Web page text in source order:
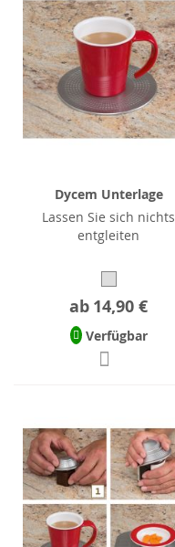
Dycem Unterlage
Lassen Sie sich nichts
entgleiten
ab 14,90 €
Verfügbar